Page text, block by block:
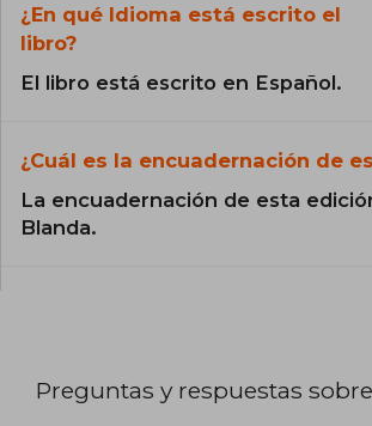
¿En qué Idioma está escrito el
libro?
El libro está escrito en Español.
¿Cuál es la encuadernación de
La encuadernación de esta
Blanda.
Preguntas y respuestas